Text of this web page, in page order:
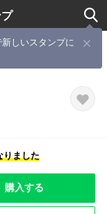
新しいスタンプに
りました
購入する